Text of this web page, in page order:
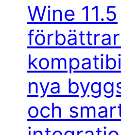
Wine 11.5
nya
och